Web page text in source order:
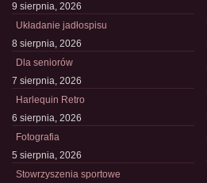
9 sierpnia, 2026
Układanie jadłospisu
8 sierpnia, 2026
Dla seniorów
7 sierpnia, 2026
Harlequin Retro
6 sierpnia, 2026
Fotografia
5 sierpnia, 2026
Stowrzyszenia sportowe